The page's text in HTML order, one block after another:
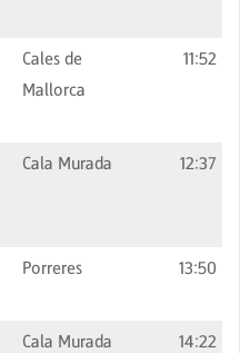
Cales de
Mallorca
11:52
Cala Murada 12:37
Porreres 13:50
Cala Murada 14:22